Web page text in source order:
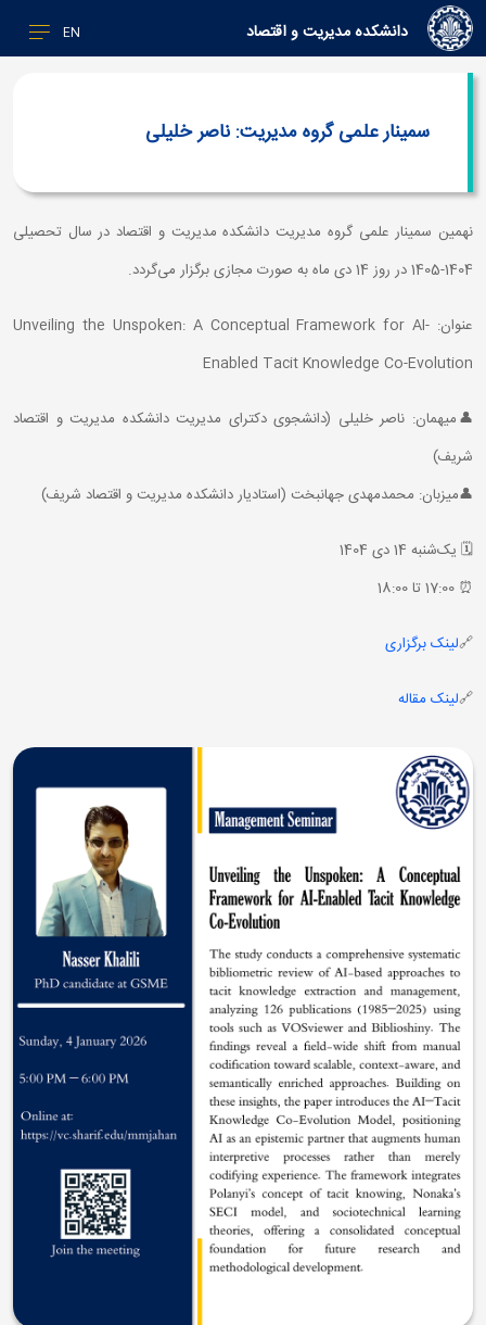
EN دانشکده مدیریت و اقتصاد
سمینار علمی گروه مدیریت: ناصر خلیلی
نهمین سمینار علمی گروه مدیریت دانشکده مدیریت و اقتصاد در سال تحصیلی
1404-1405 در روز 14 دی ماه به صورت مجازی برگزار می‌گردد.
عنوان: Unveiling the Unspoken: A Conceptual Framework for AI-
Enabled Tacit Knowledge Co-Evolution
👤میهمان: ناصر خلیلی (دانشجوی دکترای مدیریت دانشکده مدیریت و اقتصاد
شریف)
👤میزبان: محمدمهدی جهانبخت (استادیار دانشکده مدیریت و اقتصاد شریف)
🗓 یک‌شنبه 14 دی 1404
⏰ 17:00 تا 18:00
🔗لینک برگزاری
🔗لینک مقاله